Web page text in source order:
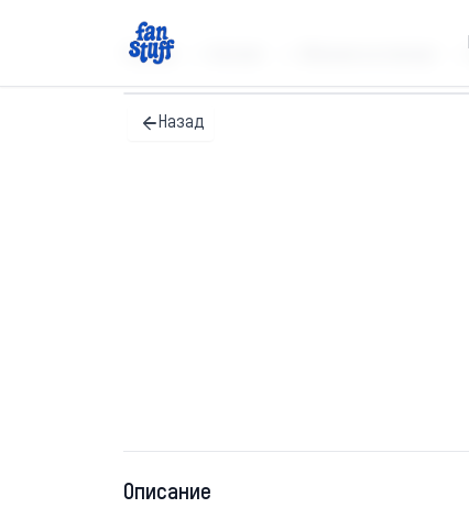
Главная
Назад
Описание